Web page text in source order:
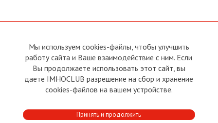
О сайте
Условия пользования
Политика конфиденциальности
Прямая связь с
Председателем
Прямая связь c членами клуба
Реклама
Контакты
Club
Мы используем cookies-файлы, чтобы улучшить
работу сайта и Ваше взаимодействие с ним. Если
Вы продолжаете использовать этот сайт, вы
даете IMHOCLUB разрешение на сбор и хранение
cookies-файлов на вашем устройстве.
Принять и продолжить